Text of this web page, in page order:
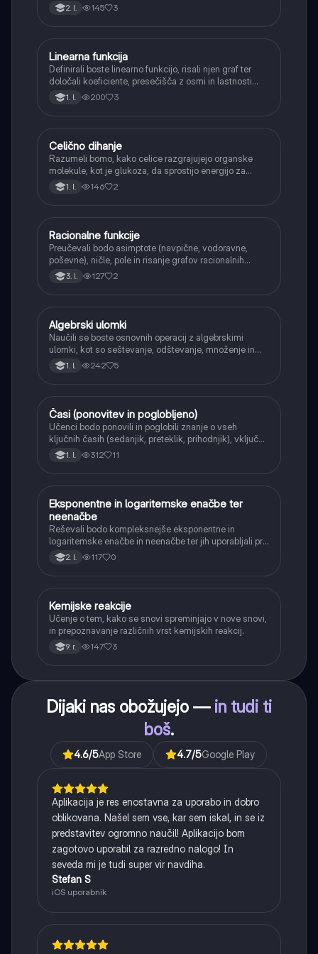
pretvorbe svetlobne energije v kemično energijo
(fotosinteza).
2. l. 145 3
Matematika
Linearna funkcija
Definirali boste linearno funkcijo, risali njen graf ter
določali koeficiente, presečišča z osmi in lastnosti
(naraščanje/padanje).
1. l. 200 3
Biologija
Celično dihanje
Razumeli bomo, kako celice razgrajujejo organske
molekule, kot je glukoza, da sprostijo energijo za
svoje delovanje.
1. l. 146 2
Matematika
Racionalne funkcije
Preučevali bodo asimptote (navpične, vodoravne,
poševne), ničle, pole in risanje grafov racionalnih
funkcij.
3. l. 127 2
Matematika
Algebrski ulomki
Naučili se boste osnovnih operacij z algebrskimi
ulomki, kot so seštevanje, odštevanje, množenje in
deljenje.
1. l. 242 5
Angleščina
Časi (ponovitev in poglobljeno)
Učenci bodo ponovili in poglobili znanje o vseh
ključnih časih (sedanjik, preteklik, prihodnjik), vključno
s Perfect tenses (Present Perfect Continuous, Past
Perfect, Future Perfect) in njihovo uporabo.
1. l. 312 11
Matematika
Eksponentne in logaritemske enačbe ter
neenačbe
Reševali bodo kompleksnejše eksponentne in
logaritemske enačbe in neenačbe ter jih uporabljali pri
reševanju praktičnih problemov.
2. l. 117 0
Naravoslovje
Kemijske reakcije
Učenje o tem, kako se snovi spreminjajo v nove snovi,
in prepoznavanje različnih vrst kemijskih reakcij.
9. r. 147 3
Dijaki nas obožujejo — in tudi ti
boš.
4.6/5App Store 4.7/5Google Play
Aplikacija je res enostavna za uporabo in dobro
oblikovana. Našel sem vse, kar sem iskal, in se iz
predstavitev ogromno naučil! Aplikacijo bom
zagotovo uporabil za razredno nalogo! In
seveda mi je tudi super vir navdiha.
Stefan S
iOS uporabnik